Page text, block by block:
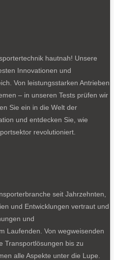
hautnah! Unsere
Innovationen und
Von leistungsstarken Antrieben
– in unseren Tests prüfen wir
Sie ein in die Welt der
und entdecken Sie, wie
revolutioniert.
seit Jahrzehnten,
und Entwicklungen vertraut und
und
Laufenden. Von wegweisenden
Transportlösungen bis zu
alle Aspekte unter die Lupe.